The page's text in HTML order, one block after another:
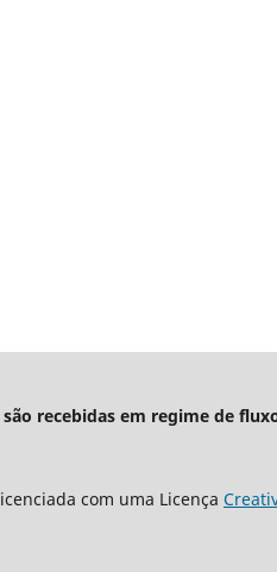
recebidas em regime de
com uma Licença